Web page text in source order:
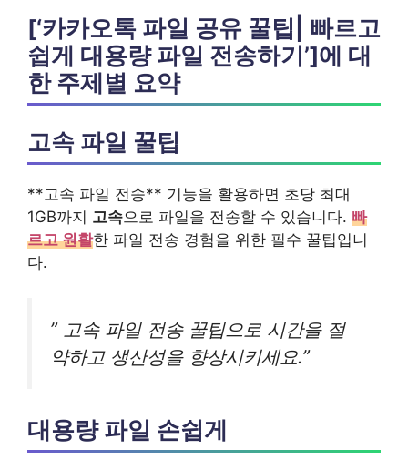
[‘카카오톡 파일 공유 꿀팁| 빠르고
쉽게 대용량 파일 전송하기’]에 대
한 주제별 요약
고속 파일 꿀팁
**고속 파일 전송** 기능을 활용하면 초당 최대
1GB까지 고속으로 파일을 전송할 수 있습니다. 빠
르고 원활한 파일 전송 경험을 위한 필수 꿀팁입니
다.
” 고속 파일 전송 꿀팁으로 시간을 절
약하고 생산성을 향상시키세요.”
대용량 파일 손쉽게